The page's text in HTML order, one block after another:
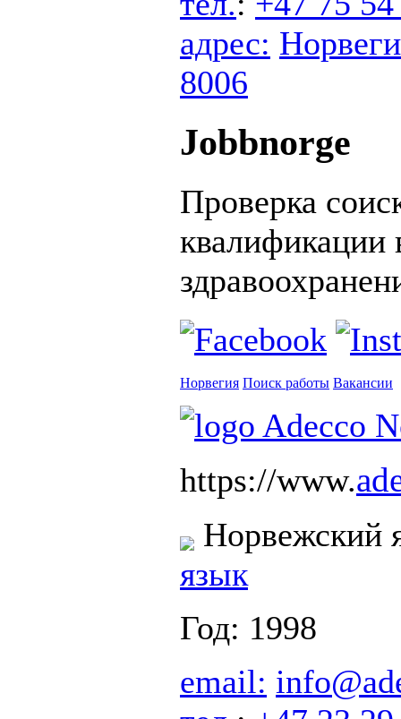
адрес:
8006
Jobbnorge
Проверка
квалификации
Норвегия Поиск работы Вакансии
https://www.
Норвежский
язык
Год: 1998
email: